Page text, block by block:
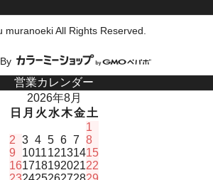
muranoeki All Rights Reserved.
営業カレンダー
2026年8月
日 月 火 水木金土
1
2 3 4 5 6 7 8
9
101112131415
16171819202122